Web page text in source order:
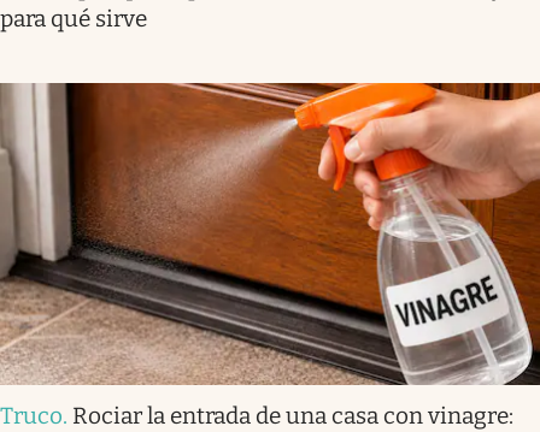
para qué sirve
Truco. Rociar la entrada de una casa con vinagre: